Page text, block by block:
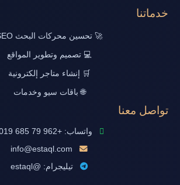
خدماتنا
🚀 تحسين محركات البحث SEO
💻 تصميم وتطوير المواقع
🛒 إنشاء متاجر إلكترونية
🌐 باقات سيو وخدمات
تواصل معنا
واتساب: +962 79 685 8019
info@estaql.com
تيليجرام: @estaql